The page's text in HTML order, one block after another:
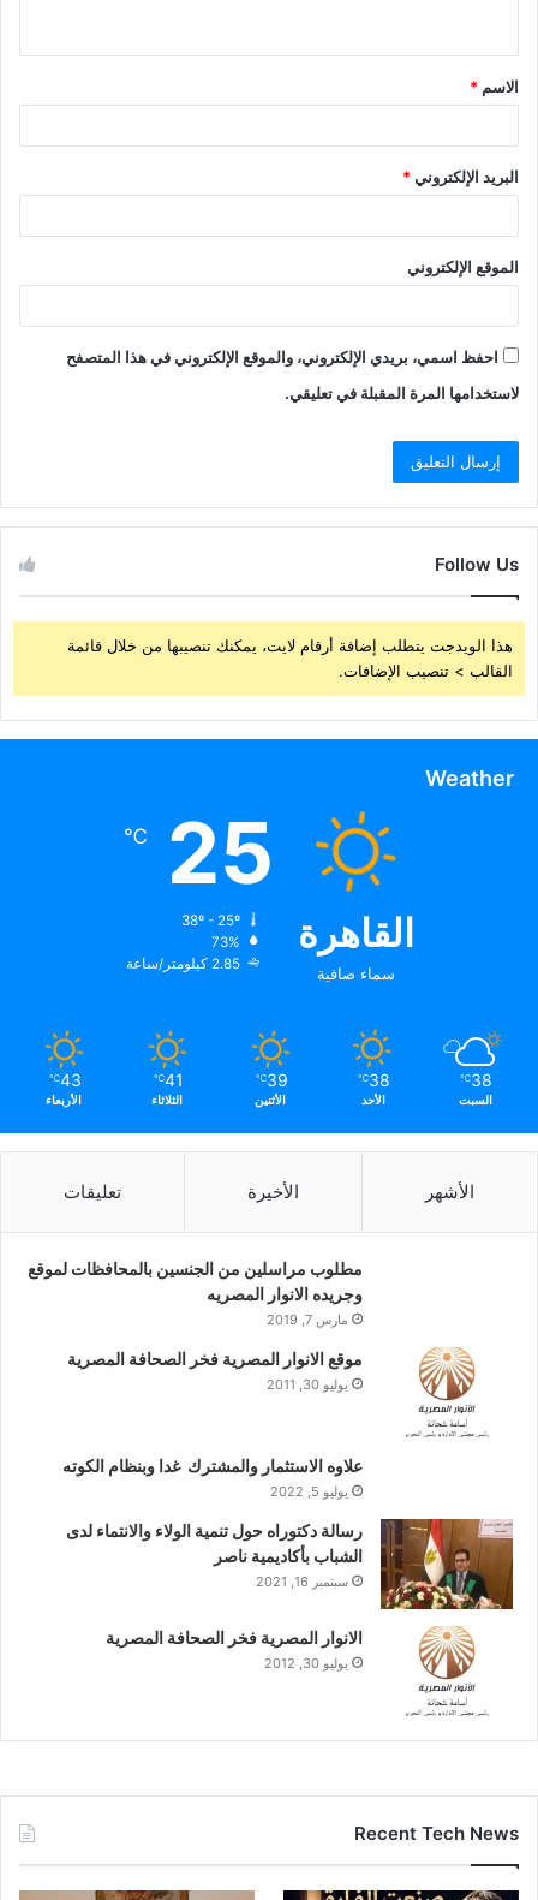
ق
*
الاسم *
البريد الإلكتروني*
الموقع الإلكتروني
احفظ اسمي، بريدي الإلكتروني، والموقع الإلكتروني في هذا المتصفح
لاستخدامها المرة المقبلة في تعليقي.
Follow Us
هذا الويدجت يتطلب إضافة أرقام لايت، يمكنك تنصيبها من خلال قائمة
القالب > تنصيب الإضافات.
Weather
القاهرة
سماء صافية
25
℃
73%
2.85 كيلومتر/ساعة
38
℃
السبت
38
℃
الأحد
39
℃
الأثنين
41
℃
الثلاثاء
43
℃
الأربعاء
الأشهر الأخيرة تعليقات
مطلوب مراسلين من الجنسين بالمحافظات لموقع
وجريده الانوار المصريه
مارس 7, 2019
موقع الانوار المصرية فخر الصحافة المصرية
يوليو 30, 2011
علاوه الاستثمار والمشترك غدا وبنظام الكوته
يوليو 5, 2022
رسالة دكتوراه حول تنمية الولاء والانتماء لدى
الشباب بأكاديمية ناصر
سبتمبر 16, 2021
الانوار المصرية فخر الصحافة المصرية
يوليو 30, 2012
Recent Tech News